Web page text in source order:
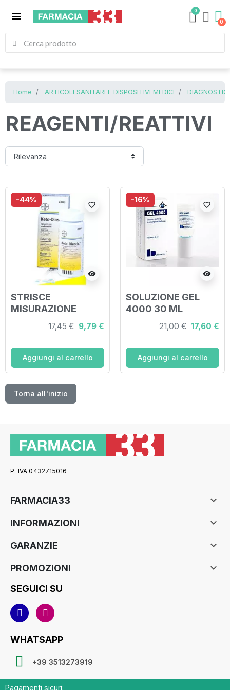
menu 0
Home ARTICOLI SANITARI E DISPOSITIVI MEDICI DIAGNOSTICI
REAGENTI/REATTIVI
-44%
visibility
favorite_border
STRISCE
MISURAZIONE
GLICOSURIA E
CHETONURIA
PEZZI
17,45 € 9,79 €
Aggiungi al carrello
-16%
visibility
favorite_border
SOLUZIONE GEL
4000 30 ML
21,00 € 17,60 €
Aggiungi al carrello
Torna all'inizio
P. IVA 0432715016
FARMACIA33 
INFORMAZIONI 
GARANZIE 
PROMOZIONI 
SEGUICI SU
WHATSAPP
+39 3513273919
Pagamenti sicuri: